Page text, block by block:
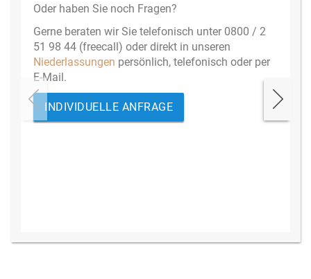
Oder haben Sie noch Fragen?
Gerne beraten wir Sie telefonisch unter 0800 / 2
51 98 44 (freecall) oder direkt in unseren
Niederlassungen persönlich, telefonisch oder per
E-Mail.
INDIVIDUELLE ANFRAGE